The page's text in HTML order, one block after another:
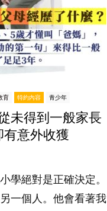
育 特約內容 青少年
未得到一般家長
有意外收獲
學絕對是正確決定。
一個人。他會看著我